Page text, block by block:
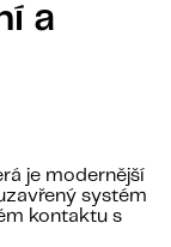
a
je modernější
systém
kontaktu s